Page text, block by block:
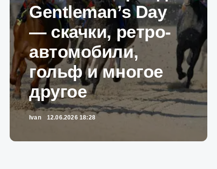
Gentleman’s Day
— скачки, ретро-
автомобили,
гольф и многое
другое
Ivan 12.06.2026 18:28